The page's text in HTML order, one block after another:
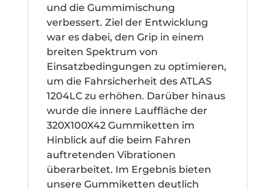
und die Gummimischung
verbessert. Ziel der Entwicklung
war es dabei, den Grip in einem
breiten Spektrum von
Einsatzbedingungen zu optimieren,
um die Fahrsicherheit des ATLAS
1204LC zu erhöhen. Darüber hinaus
wurde die innere Lauffläche der
320X100X42 Gummiketten im
Hinblick auf die beim Fahren
auftretenden Vibrationen
überarbeitet. Im Ergebnis bieten
unsere Gummiketten deutlich